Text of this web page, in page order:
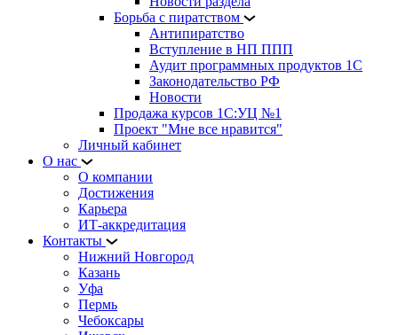
Борьба с пиратством
Антипиратство
Вступление в НП ППП
Аудит программных продуктов 1С
Законодательство РФ
Новости
Продажа курсов 1С:УЦ №1
Проект "Мне все нравится"
Личный кабинет
О нас
О компании
Достижения
Карьера
ИТ-аккредитация
Контакты
Нижний Новгород
Казань
Уфа
Пермь
Чебоксары